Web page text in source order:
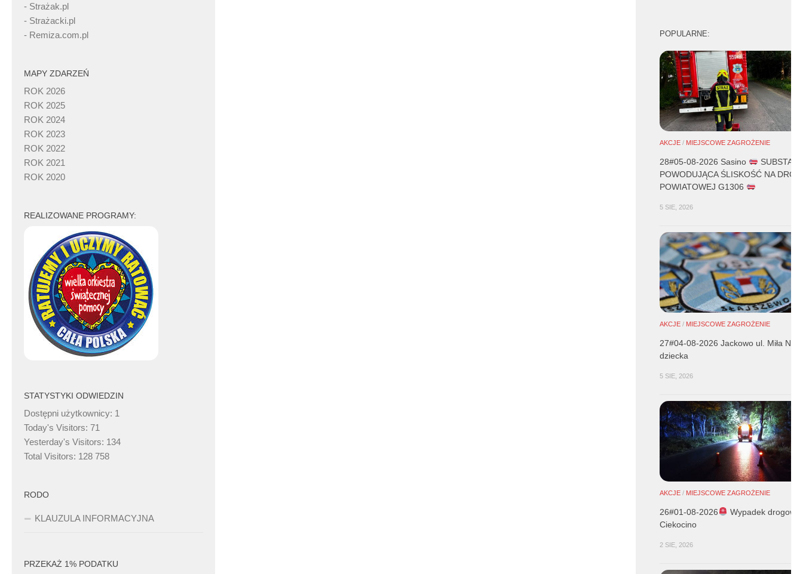
- Strażak.pl
- Strażacki.pl
- Remiza.com.pl
MAPY ZDARZEŃ
ROK 2026
ROK 2025
ROK 2024
ROK 2023
ROK 2022
ROK 2021
ROK 2020
REALIZOWANE PROGRAMY:
STATYSTYKI ODWIEDZIN
Dostępni użytkownicy: 1
Today's Visitors: 71
Yesterday's Visitors: 134
Total Visitors: 128 758
RODO
KLAUZULA INFORMACYJNA
PRZEKAŻ 1% PODATKU
POPULARNE:
AKCJE / MIEJSCOWE ZAGROŻENIE
28#05-08-2026 Sasino
POWODUJĄCA ŚLISKOŚĆ NA
POWIATOWEJ G1306
5 SIE, 2026
AKCJE / MIEJSCOWE ZAGROŻENIE
27#04-08-2026 Jackowo ul. Miła
dziecka
5 SIE, 2026
AKCJE / MIEJSCOWE ZAGROŻENIE
26#01-08-2026
Wypadek drogowy
Ciekocino
2 SIE, 2026